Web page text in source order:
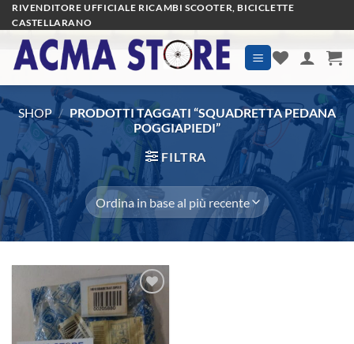
Salta
ai
contenuti
RIVENDITORE UFFICIALE RICAMBI SCOOTER, BICICLETTE
CASTELLARANO
SHOP / PRODOTTI TAGGATI “SQUADRETTA PEDANA
POGGIAPIEDI”
FILTRA
Aggiungi
alla lista
dei
desideri